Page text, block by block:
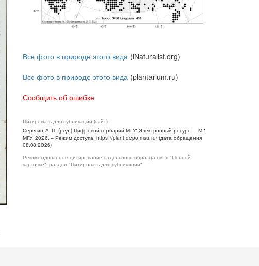
Все фото в природе этого вида (iNaturalist.org)
Все фото в природе этого вида (plantarium.ru)
Сообщить об ошибке
Цитировать для публикации (сайт)
Серегин А. П. (ред.) Цифровой гербарий МГУ: Электронный ресурс. – М.:
МГУ, 2026. – Режим доступа: https://plant.depo.msu.ru/ (дата обращения
08.08.2026)
Рекомендованное цитирование отдельного образца см. в "Полной
карточке", раздел "Цитировать для публикации"